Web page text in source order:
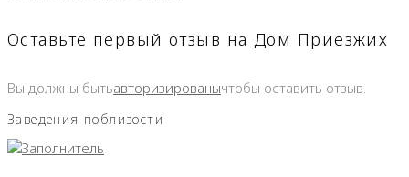
Оставьте первый отзыв на Дом Приезжих
Вы должны бытьавторизированычтобы оставить отзыв.
Заведения поблизости